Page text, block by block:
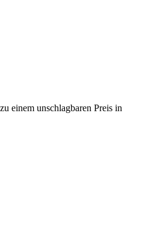
einem unschlagbaren Preis in